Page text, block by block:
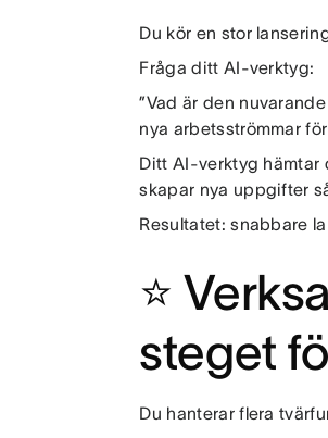
Du kör en stor
Fråga ditt AI-verktyg:
”Vad är den
nya arbetsströmmar
Ditt AI-verktyg hämtar
skapar nya uppgifter
Resultatet: snabbare
⭐
steget
Du hanterar flera